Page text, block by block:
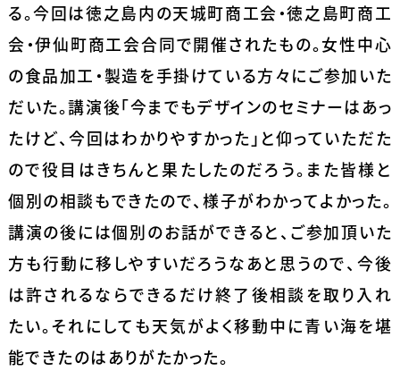
る。今回は徳之島内の天城町商工会・徳之島町商工
会・伊仙町商工会合同で開催されたもの。女性中心
の食品加工・製造を手掛けている方々にご参加いた
だいた。講演後「今までもデザインのセミナーはあっ
たけど、今回はわかりやすかった」と仰っていただた
ので役目はきちんと果たしたのだろう。また皆様と
個別の相談もできたので、様子がわかってよかった。
講演の後には個別のお話ができると、ご参加頂いた
方も行動に移しやすいだろうなあと思うので、今後
は許されるならできるだけ終了後相談を取り入れ
たい。それにしても天気がよく移動中に青い海を堪
能できたのはありがたかった。